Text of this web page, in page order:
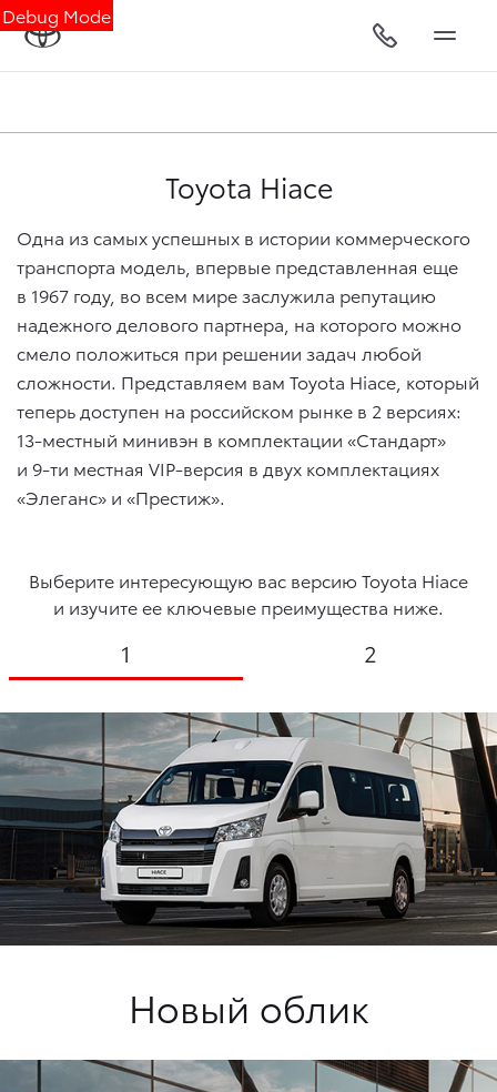
Debug Mode
Toyota Hiace
Одна из самых успешных в истории коммерческого
транспорта модель, впервые представленная еще
в 1967 году, во всем мире заслужила репутацию
надежного делового партнера, на которого можно
смело положиться при решении задач любой
сложности. Представляем вам Toyota Hiace, который
теперь доступен на российском рынке в 2 версиях:
13-местный минивэн в комплектации «Стандарт»
и 9-ти местная VIP-версия в двух комплектациях
«Элеганс» и «Престиж».
Выберите интересующую вас версию Toyota Hiace
и изучите ее ключевые преимущества ниже.
Новый облик
1 2